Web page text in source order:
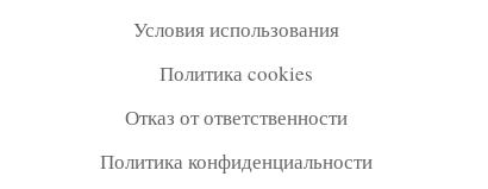
Условия использования
Политика cookies
Отказ от ответственности
Политика конфиденциальности